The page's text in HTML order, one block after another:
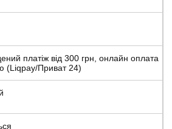
платіж від 300 грн, онлайн оплата
(Liqpay/Приват 24)